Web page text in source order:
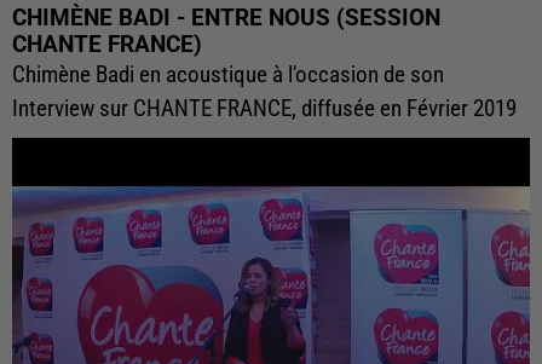
CHIMÈNE BADI - ENTRE NOUS (SESSION
CHANTE FRANCE)
Chimène Badi en acoustique à l'occasion de son
Interview sur CHANTE FRANCE, diffusée en Février 2019